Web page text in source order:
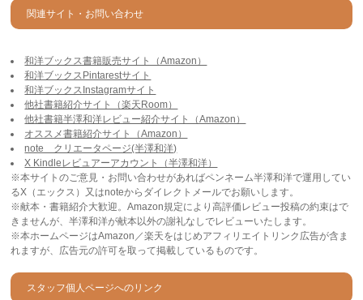
関連サイト・お問い合わせ
和洋ブックス書籍販売サイト（Amazon）
和洋ブックスPintarestサイト
和洋ブックスInstagramサイト
他社書籍紹介サイト（楽天Room）
他社書籍半澤和洋レビュー紹介サイト（Amazon）
オススメ書籍紹介サイト（Amazon）
note クリエータページ(半澤和洋)
X Kindleレビュアーアカウント（半澤和洋）
※本サイトのご意見・お問い合わせがあればペンネーム半澤和洋で運用してい
るX（エックス）又はnoteからダイレクトメールでお願いします。
※献本・書籍紹介大歓迎。Amazon規定により高評価レビュー投稿の約束はで
きませんが、半澤和洋が献本以外の謝礼なしでレビューいたします。
※本ホームページはAmazon／楽天をはじめアフィリエイトリンク広告が含ま
れますが、広告元の許可を取って掲載しているものです。
スタッフ個人ページへのリンク